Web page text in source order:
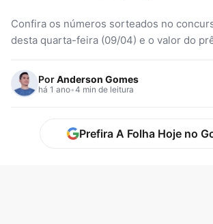
Confira os números sorteados no
desta quarta-feira (09/04) e o valor do
PorAnderson Gomes
há 1 ano•4 min de leitura
Prefira A Folha Hoje no